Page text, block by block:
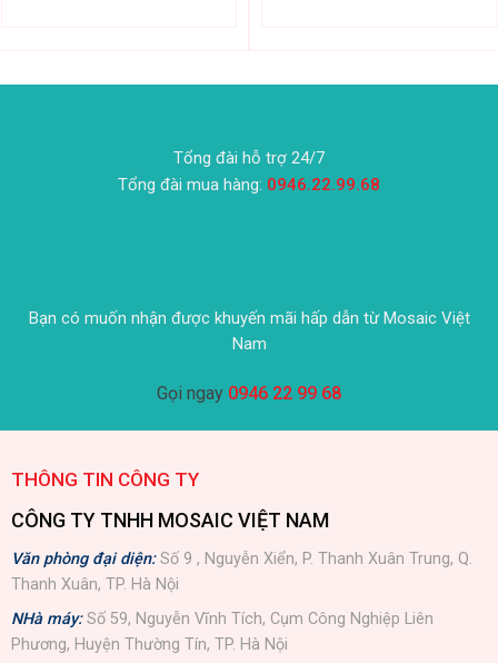
Tổng đài hỗ trợ 24/7
Tổng đài mua hàng: 0946.22.99.68
Bạn có muốn nhận được khuyến mãi hấp dẫn từ Mosaic Việt
Nam
Gọi ngay 0946 22 99 68
THÔNG TIN CÔNG TY
CÔNG TY TNHH MOSAIC VIỆT NAM
Văn phòng đại diện:Số 9 , Nguyễn Xiển, P. Thanh Xuân Trung, Q.
Thanh Xuân, TP. Hà Nội
NHà máy: Số 59, Nguyễn Vĩnh Tích, Cụm Công Nghiệp Liên
Phương, Huyện Thường Tín, TP. Hà Nội